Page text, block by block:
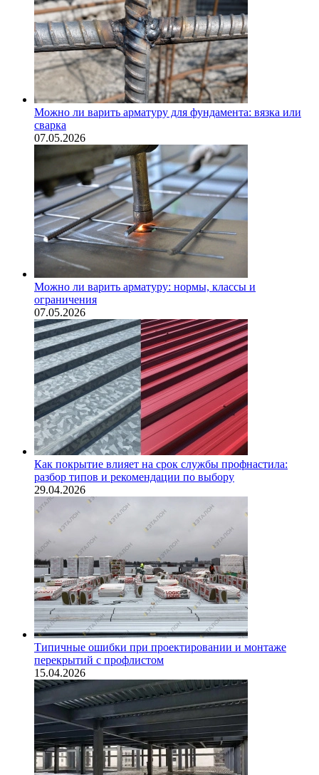
Можно ли варить арматуру для фундамента: вязка или
сварка
07.05.2026
Можно ли варить арматуру: нормы, классы и
ограничения
07.05.2026
Как покрытие влияет на срок службы профнастила:
разбор типов и рекомендации по выбору
29.04.2026
Типичные ошибки при проектировании и монтаже
перекрытий с профлистом
15.04.2026